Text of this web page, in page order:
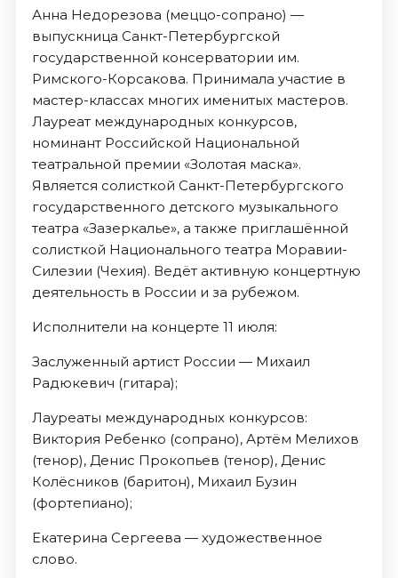
Анна Недорезова (меццо-сопрано) —
выпускница Санкт-Петербургской
государственной консерватории им.
Римского-Корсакова. Принимала участие в
мастер-классах многих именитых мастеров.
Лауреат международных конкурсов,
номинант Российской Национальной
театральной премии «Золотая маска».
Является солисткой Санкт-Петербургского
государственного детского музыкального
театра «Зазеркалье», а также приглашённой
солисткой Национального театра Моравии-
Силезии (Чехия). Ведёт активную концертную
деятельность в России и за рубежом.
Исполнители на концерте 11 июля:
Заслуженный артист России — Михаил
Радюкевич (гитара);
Лауреаты международных конкурсов:
Виктория Ребенко (сопрано), Артём Мелихов
(тенор), Денис Прокопьев (тенор), Денис
Колёсников (баритон), Михаил Бузин
(фортепиано);
Екатерина Сергеева — художественное
слово.